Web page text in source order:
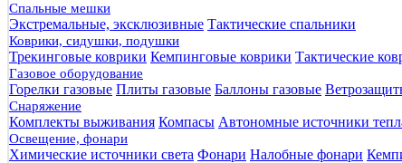
Спальные мешки
Экстремальные, эксклюзивные Тактические спальники
Коврики, сидушки, подушки
Трекинговые коврики Кемпинговые коврики Тактические
Газовое оборудование
Горелки газовые Плиты газовые Баллоны газовые
Снаряжение
Комплекты выживания Компасы Автономные источники
Освещение, фонари
Химические источники света Фонари Налобные фонари